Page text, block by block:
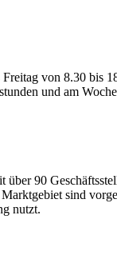
von 8.30 bis
und am
über 90
sind
nutzt.